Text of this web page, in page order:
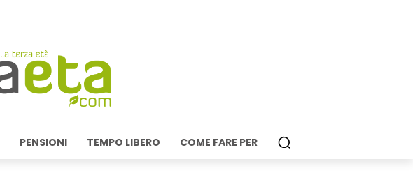
PENSIONI TEMPO LIBERO COME FARE PER